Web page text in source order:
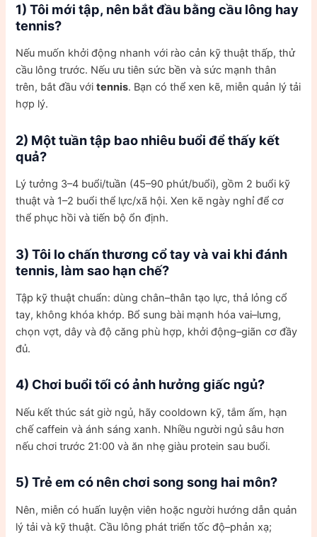
1) Tôi mới tập, nên bắt đầu bằng cầu lông hay
tennis?
Nếu muốn khởi động nhanh với rào cản kỹ thuật thấp, thử
cầu lông trước. Nếu ưu tiên sức bền và sức mạnh thân
trên, bắt đầu vớitennis. Bạn có thể xen kẽ, miễn quản lý tải
hợp lý.
2) Một tuần tập bao nhiêu buổi để thấy kết
quả?
Lý tưởng 3–4 buổi/tuần (45–90 phút/buổi), gồm 2 buổi kỹ
thuật và 1–2 buổi thể lực/xã hội. Xen kẽ ngày nghỉ để cơ
thể phục hồi và tiến bộ ổn định.
3) Tôi lo chấn thương cổ tay và vai khi đánh
tennis, làm sao hạn chế?
Tập kỹ thuật chuẩn: dùng chân–thân tạo lực, thả lỏng cổ
tay, không khóa khớp. Bổ sung bài mạnh hóa vai–lưng,
chọn vợt, dây và độ căng phù hợp, khởi động–giãn cơ đầy
đủ.
4) Chơi buổi tối có ảnh hưởng giấc ngủ?
Nếu kết thúc sát giờ ngủ, hãy cooldown kỹ, tắm ấm, hạn
chế caffein và ánh sáng xanh. Nhiều người ngủ sâu hơn
nếu chơi trước 21:00 và ăn nhẹ giàu protein sau buổi.
5) Trẻ em có nên chơi song song hai môn?
Nên, miễn có huấn luyện viên hoặc người hướng dẫn quản
lý tải và kỹ thuật. Cầu lông phát triển tốc độ–phản xạ;